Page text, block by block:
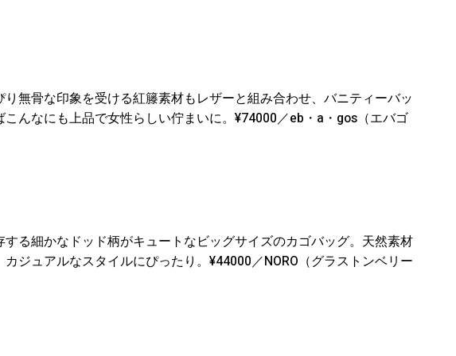
無骨な印象を受ける紅籐素材もレザーと組み合わせ、バニティーバッ
んなにも上品で女性らしい佇まいに。¥74000／eb・a・gos（エバゴ
る細かなドッド柄がキュートなビッグサイズのカゴバッグ。天然素材
ジュアルなスタイルにぴったり。¥44000／NORO（グラストンベリー